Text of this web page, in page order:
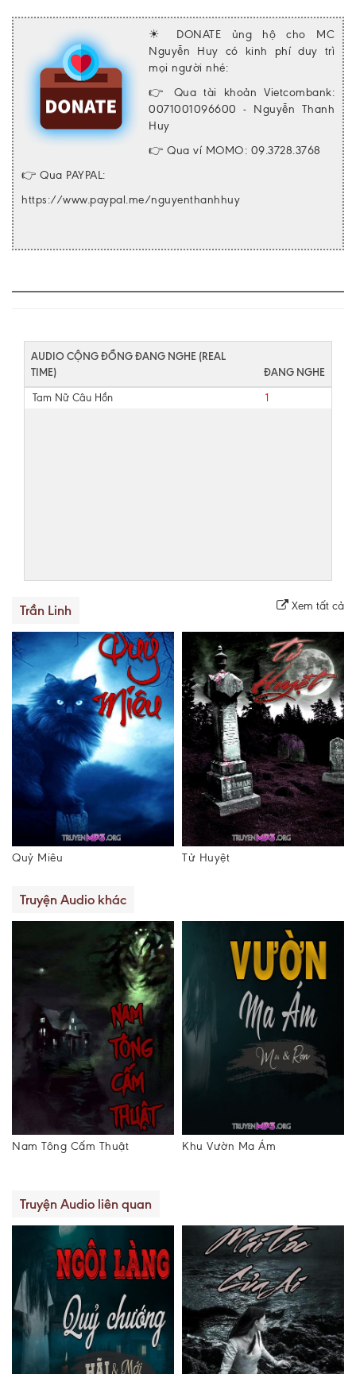
☀ DONATE ủng hộ cho MC
Nguyễn Huy có kinh phí duy trì
mọi người nhé:
👉 Qua tài khoản Vietcombank:
0071001096600 - Nguyễn Thanh
Huy
👉 Qua ví MOMO: 09.3728.3768
👉 Qua PAYPAL:
https://www.paypal.me/nguyenthanhhuy
AUDIO CỘNG ĐỒNG ĐANG NGHE (REAL
TIME)
ĐANG NGHE
Tam Nữ Câu Hồn 1
Trần Linh Xem tất cả
Truyện Audio khác
Cấm Thuật Khu Vườn Ma Ám
Truyện Audio liên quan